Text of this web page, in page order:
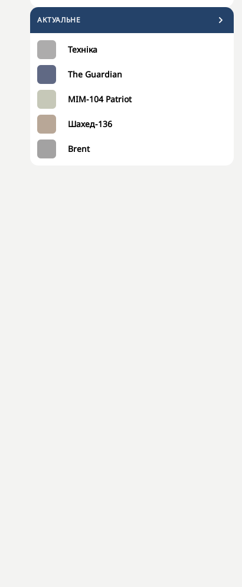
АКТУАЛЬНЕ
Техніка
The Guardian
MIM-104 Patriot
Шахед-136
Brent